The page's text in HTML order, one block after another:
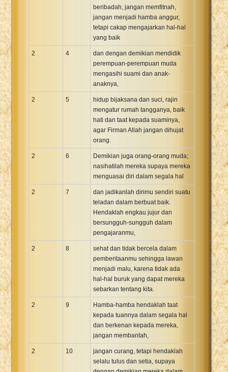
beribadah, jangan memfitnah,
jangan menjadi hamba anggur,
tetapi cakap mengajarkan hal-hal
yang baik
2 4
dan dengan demikian mendidik
perempuan-perempuan muda
mengasihi suami dan anak-
anaknya,
2 5
hidup bijaksana dan suci, rajin
mengatur rumah tangganya, baik
hati dan taat kepada suaminya,
agar Firman Allah jangan dihujat
orang.
2 6
Demikian juga orang-orang muda;
nasihatilah mereka supaya mereka
menguasai diri dalam segala hal
2 7
dan jadikanlah dirimu sendiri suatu
teladan dalam berbuat baik.
Hendaklah engkau jujur dan
bersungguh-sungguh dalam
pengajaranmu,
2 8
sehat dan tidak bercela dalam
pemberitaanmu sehingga lawan
menjadi malu, karena tidak ada
hal-hal buruk yang dapat mereka
sebarkan tentang kita.
2 9
Hamba-hamba hendaklah taat
kepada tuannya dalam segala hal
dan berkenan kepada mereka,
jangan membantah,
2 10
jangan curang, tetapi hendaklah
selalu tulus dan setia, supaya